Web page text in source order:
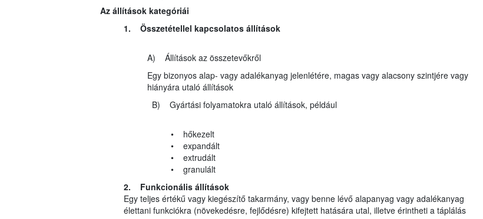
Az állítások kategóriái
1. Összetétellel kapcsolatos állítások
A) Állítások az összetevőkről
Egy bizonyos alap- vagy adalékanyag jelenlétére, magas vagy alacsony szintjére vagy
hiányára utaló állítások
B) Gyártási folyamatokra utaló állítások, például
• hőkezelt
• expandált
• extrudált
• granulált
2. Funkcionális állítások
Egy teljes értékű vagy kiegészítő takarmány, vagy benne lévő alapanyag vagy adalékanyag
élettani funkciókra (növekedésre, fejlődésre) kifejtett hatására utal, illetve érintheti a táplálás